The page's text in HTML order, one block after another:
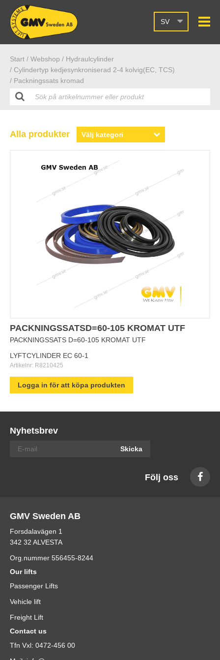
SV
Start / Webshop / Hydraulcylinder
/ Cylindertyp kedjesynkroniserad 2-4 kolvig(EC, TCS)
/ Packningssats kromad
Alla produkter
PACKNINGSSATSD=60-105 KROMAT UTF
PACKNINGSSATS D=60-105 KROMAT UTF
LYFTCYLINDER EC 60-1
Artikelnr: R8210425
Logga in för att köpa produkten
Nyhetsbrev
Skicka
Följ oss
GMV Sweden AB
Forsdalavägen 1
342 32 ALVESTA
Org.nummer 556455-8244
Our lifts
Passenger Lifts
Vehicle lift
Freight Lift
Contact us
Tfn Vxl: 0472-456 00